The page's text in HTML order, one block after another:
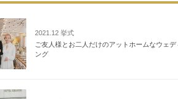
2021.12 挙式
ご友人様とお二人だけのアットホームなウェデ
ング